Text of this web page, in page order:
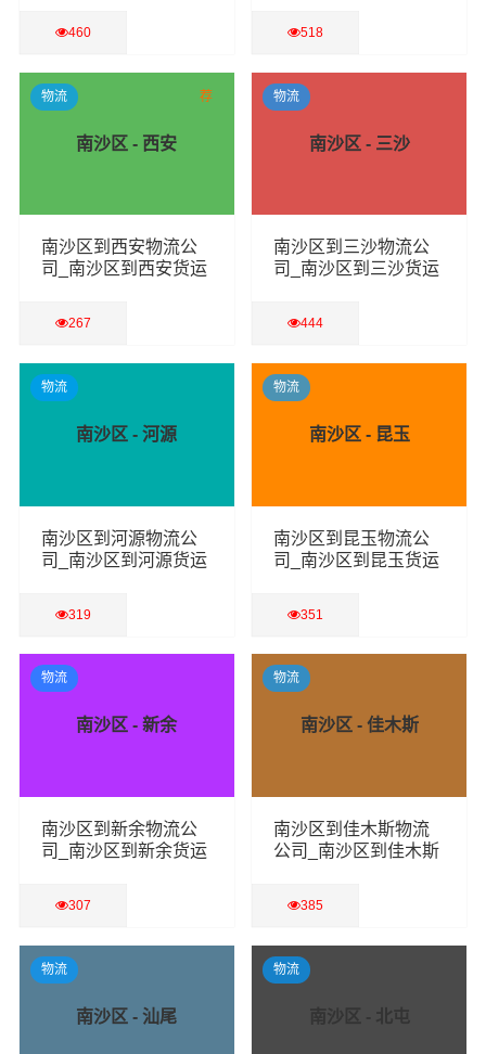
460
查看详细
518
查看详细
南沙区 - 西安
南沙区到西安物流公
司_南沙区到西安货运
267
查看详细
物流 荐
南沙区 - 三沙
南沙区到三沙物流公
司_南沙区到三沙货运
444
查看详细
物流
南沙区 - 河源
南沙区到河源物流公
司_南沙区到河源货运
319
查看详细
物流
南沙区 - 昆玉
南沙区到昆玉物流公
司_南沙区到昆玉货运
351
查看详细
物流
南沙区 - 新余
南沙区到新余物流公
司_南沙区到新余货运
307
查看详细
物流
南沙区 - 佳木斯
南沙区到佳木斯物流
公司_南沙区到佳木斯
385
查看详细
物流
南沙区 - 汕尾
物流
南沙区 - 北屯
物流